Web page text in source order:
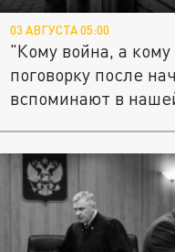
03 АВГУСТА 05:00
"Кому война, а
поговорку после
вспоминают в